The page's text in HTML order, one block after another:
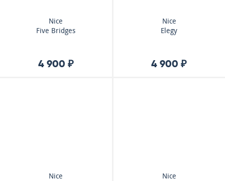
Nice
Five Bridges
4 900 ₽
Nice
Elegy
4 900 ₽
Nice
Nice